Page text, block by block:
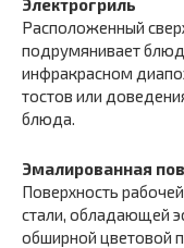
Электрогриль
Расположенный
подрумянивает
инфракрасном
тостов или
блюда.
Эмалированная
Поверхность
стали, обладающей
обширной цветовой